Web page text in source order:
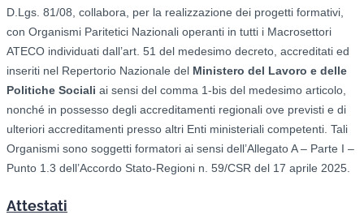
D.Lgs. 81/08, collabora, per la realizzazione dei progetti formativi,
con Organismi Paritetici Nazionali operanti in tutti i Macrosettori
ATECO individuati dall’art. 51 del medesimo decreto, accreditati ed
inseriti nel Repertorio Nazionale del Ministero del Lavoro e delle
Politiche Sociali ai sensi del comma 1-bis del medesimo articolo,
nonché in possesso degli accreditamenti regionali ove previsti e di
ulteriori accreditamenti presso altri Enti ministeriali competenti. Tali
Organismi sono soggetti formatori ai sensi dell’Allegato A – Parte I –
Punto 1.3 dell’Accordo Stato-Regioni n. 59/CSR del 17 aprile 2025.
Attestati